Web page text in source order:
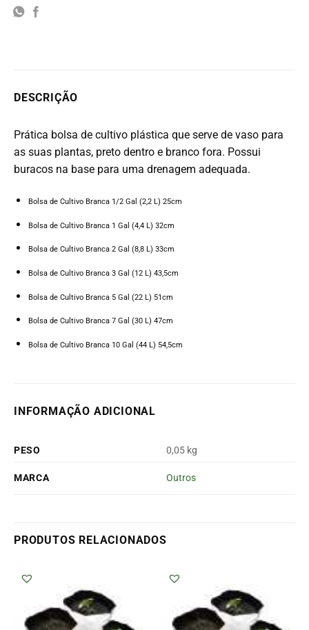
DESCRIÇÃO
Prática bolsa de cultivo plástica que serve de vaso para
as suas plantas, preto dentro e branco fora. Possui
buracos na base para uma drenagem adequada.
Bolsa de Cultivo Branca 1/2 Gal (2,2 L) 25cm
Bolsa de Cultivo Branca 1 Gal (4,4 L) 32cm
Bolsa de Cultivo Branca 2 Gal (8,8 L) 33cm
Bolsa de Cultivo Branca 3 Gal (12 L) 43,5cm
Bolsa de Cultivo Branca 5 Gal (22 L) 51cm
Bolsa de Cultivo Branca 7 Gal (30 L) 47cm
Bolsa de Cultivo Branca 10 Gal (44 L) 54,5cm
INFORMAÇÃO ADICIONAL
PESO 0,05 kg
MARCA Outros
PRODUTOS RELACIONADOS